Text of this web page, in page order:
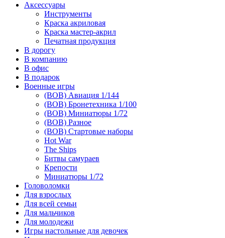
Аксессуары
Инструменты
Краска акриловая
Краска мастер-акрил
Печатная продукция
В дорогу
В компанию
В офис
В подарок
Военные игры
(ВОВ) Авиация 1/144
(ВОВ) Бронетехника 1/100
(ВОВ) Миниатюры 1/72
(ВОВ) Разное
(ВОВ) Стартовые наборы
Hot War
The Ships
Битвы самураев
Крепости
Миниатюры 1/72
Головоломки
Для взрослых
Для всей семьи
Для мальчиков
Для молодежи
Игры настольные для девочек